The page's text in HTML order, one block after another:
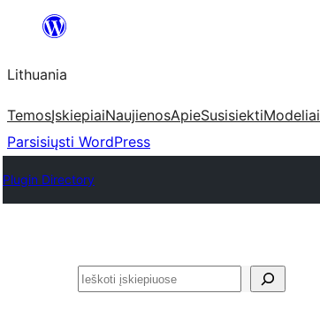
turinio
Lithuania
TemosĮskiepiaiNaujienosApieSusisiektiModeliai
Parsisiųsti WordPress
Plugin Directory
Paieška